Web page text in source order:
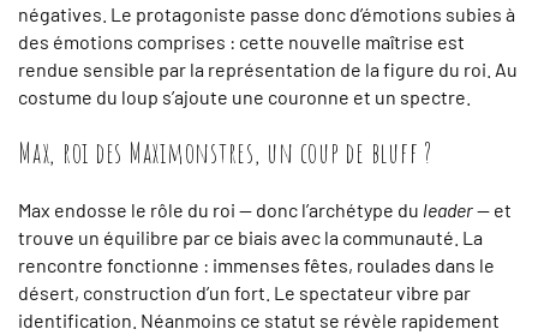
négatives. Le protagoniste passe donc d’émotions subies à
des émotions comprises : cette nouvelle maîtrise est
rendue sensible par la représentation de la figure du roi. Au
costume du loup s’ajoute une couronne et un spectre.
Max, roi des Maximonstres, un coup de bluff ?
Max endosse le rôle du roi — donc l’archétype du leader— et
trouve un équilibre par ce biais avec la communauté. La
rencontre fonctionne : immenses fêtes, roulades dans le
désert, construction d’un fort. Le spectateur vibre par
identification. Néanmoins ce statut se révèle rapidement